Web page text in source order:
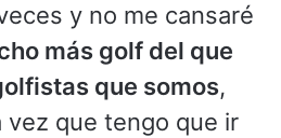
y no me cansaré
más golf del que
que somos,
que tengo que ir